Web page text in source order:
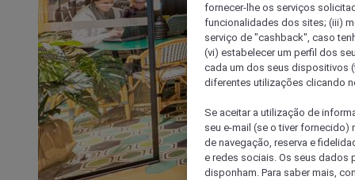
fornecer-lhe os serviços
funcionalidades dos sites; (iii)
serviço de "cashback", caso
(vi) estabelecer um perfil dos
cada um dos seus dispositivos
diferentes utilizações clicando
Se aceitar a utilização de
seu e-mail (se o tiver
de navegação, reserva e
e redes sociais. Os seus dados
disponham. Para saber mais,